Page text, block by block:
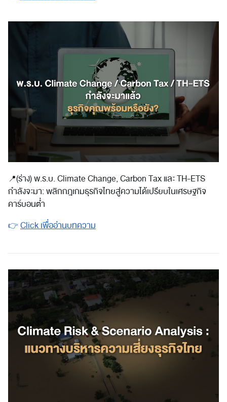
📍(ร่าง) พ.ร.บ. Climate Change, Carbon Tax และ TH-ETS
กำลังจะมา: พลิกกฎเกมธุรกิจไทยสู่ความได้เปรียบในเศรษฐกิจ
คาร์บอนต่ำ
👉Click เพื่ออ่านบทความ